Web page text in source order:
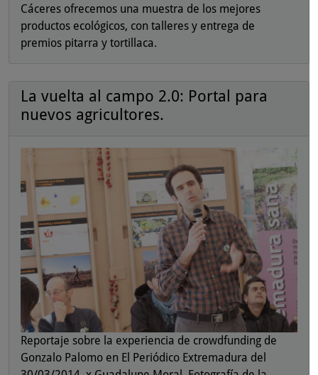
Cáceres ofrecemos una muestra de los mejores
productos ecológicos, con talleres y entrega de
premios pitarra y tortillaca.
La vuelta al campo 2.0: Portal para
nuevos agricultores.
Reportaje sobre la experiencia de crowdfunding de
Gonzalo Palomo en El Periódico Extremadura del